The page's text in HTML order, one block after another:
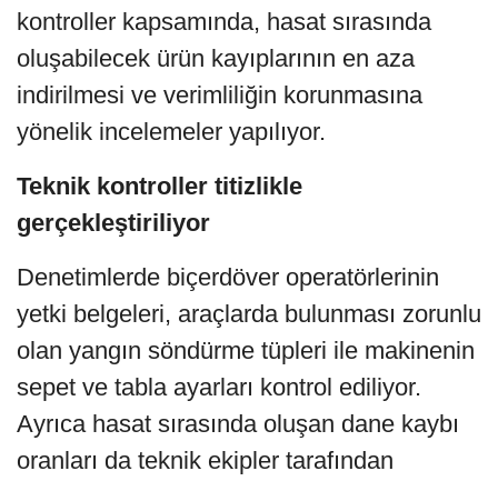
kontroller kapsamında, hasat sırasında
oluşabilecek ürün kayıplarının en aza
indirilmesi ve verimliliğin korunmasına
yönelik incelemeler yapılıyor.
Teknik kontroller titizlikle
gerçekleştiriliyor
Denetimlerde biçerdöver operatörlerinin
yetki belgeleri, araçlarda bulunması zorunlu
olan yangın söndürme tüpleri ile makinenin
sepet ve tabla ayarları kontrol ediliyor.
Ayrıca hasat sırasında oluşan dane kaybı
oranları da teknik ekipler tarafından